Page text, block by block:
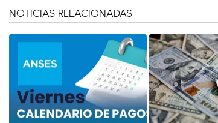
NOTICIAS RELACIONADAS